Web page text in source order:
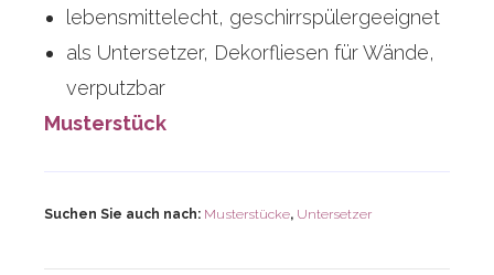
lebensmittelecht, geschirrspülergeeignet
als Untersetzer, Dekorfliesen für Wände,
verputzbar
Musterstück
Suchen Sie auch nach: Musterstücke, Untersetzer